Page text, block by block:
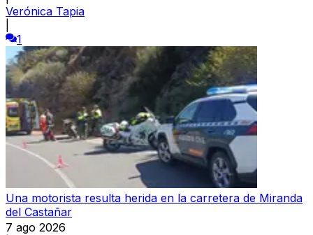
Verónica Tapia
1
Una motorista resulta herida en la carretera de Miranda
del Castañar
7 ago 2026